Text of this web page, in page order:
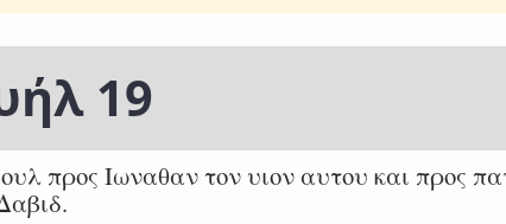
19
προς Ιωναθαν τον υιον αυτου και προς